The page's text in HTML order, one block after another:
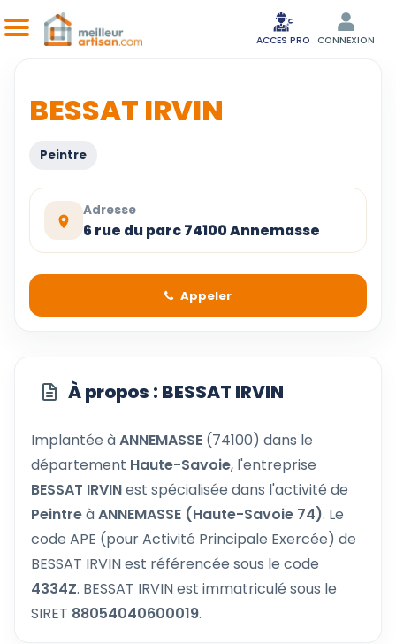
ACCES PRO CONNEXION
BESSAT IRVIN
Peintre
Adresse
6 rue du parc 74100 Annemasse
Appeler
À propos : BESSAT IRVIN
Implantée àANNEMASSE (74100) dans le
département Haute-Savoie, l'entreprise
BESSAT IRVINest spécialisée dans l'activité de
PeintreàANNEMASSE (Haute-Savoie 74). Le
code APE (pour Activité Principale Exercée) de
BESSAT IRVIN est référencée sous le code
4334Z. BESSAT IRVIN est immatriculé sous le
SIRET 88054040600019.